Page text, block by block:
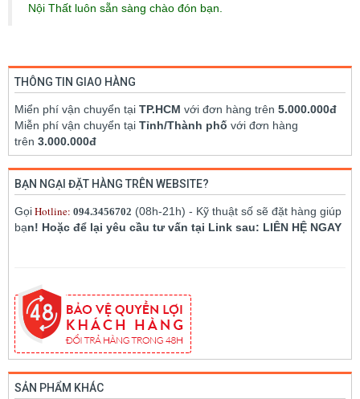
Nội Thất luôn sẵn sàng chào đón bạn.
THÔNG TIN GIAO HÀNG
Miển phí vận chuyển tại TP.HCM với đơn hàng trên 5.000.000đ
Miễn phí vận chuyển tại Tỉnh/Thành phố với đơn hàng
trên 3.000.000đ
BẠN NGẠI ĐẶT HÀNG TRÊN WEBSITE?
GọiHotline: 094.3456702 (08h-21h) - Kỹ thuật số sẽ đặt hàng giúp
bạn! Hoặc để lại yêu cầu tư vấn tại Link sau: LIÊN HỆ NGAY
SẢN PHẨM KHÁC